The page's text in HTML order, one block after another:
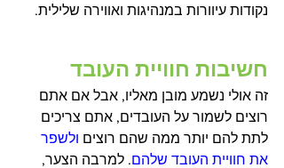
נקודות עיוורות במנהיגות ואווירה שלילית.
חשיבות חוויית העובד
זה אולי נשמע מובן מאליו, אבל אם אתם
רוצים לשמור על העובדים, אתם צריכים
לתת להם יותר ממה שהם רוצים ולשפר
את חוויית העובד שלהם. למרבה הצער,